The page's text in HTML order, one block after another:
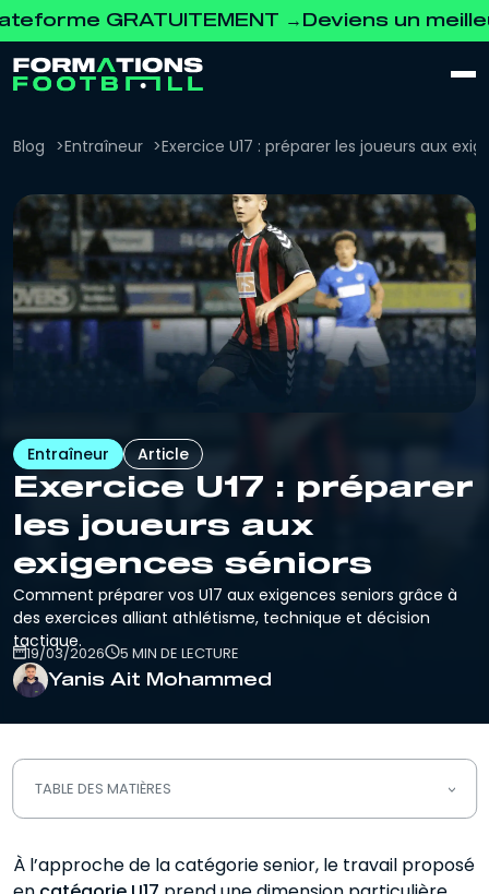
→Deviens un meilleur
Blog Entraîneur Exercice U17 : préparer les joueurs aux
Entraîneur Article
Exercice U17 : préparer
les joueurs aux
exigences séniors
Comment préparer vos U17 aux exigences seniors grâce à
des exercices alliant athlétisme, technique et décision
tactique.
19/03/2026 5 MIN DE LECTURE
Yanis Ait Mohammed
TABLE DES MATIÈRES
U17
À l’approche de la catégorie senior, le travail proposé